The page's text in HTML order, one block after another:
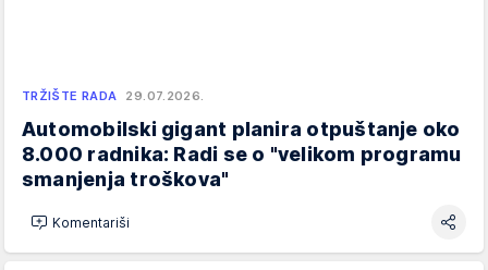
TRŽIŠTE RADA 29.07.2026.
Automobilski gigant planira otpuštanje oko
8.000 radnika: Radi se o "velikom programu
smanjenja troškova"
Komentariši